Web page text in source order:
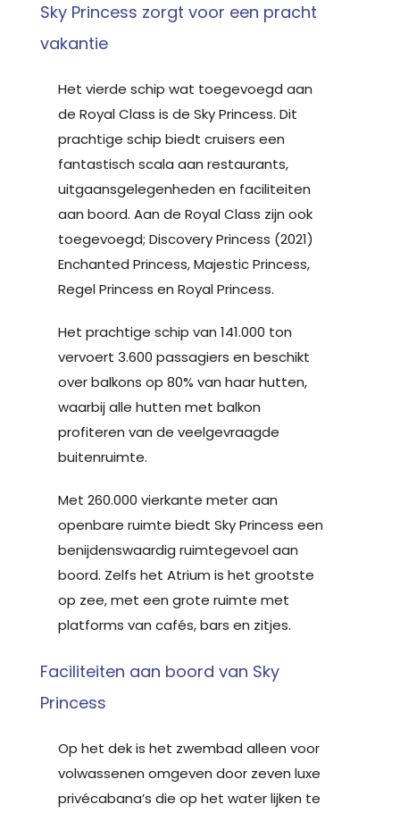
Sky Princess zorgt voor een pracht
vakantie
Het vierde schip wat toegevoegd aan
de Royal Class is de Sky Princess. Dit
prachtige schip biedt cruisers een
fantastisch scala aan restaurants,
uitgaansgelegenheden en faciliteiten
aan boord. Aan de Royal Class zijn ook
toegevoegd; Discovery Princess (2021)
Enchanted Princess, Majestic Princess,
Regel Princess en Royal Princess.
Het prachtige schip van 141.000 ton
vervoert 3.600 passagiers en beschikt
over balkons op 80% van haar hutten,
waarbij alle hutten met balkon
profiteren van de veelgevraagde
buitenruimte.
Met 260.000 vierkante meter aan
openbare ruimte biedt Sky Princess een
benijdenswaardig ruimtegevoel aan
boord. Zelfs het Atrium is het grootste
op zee, met een grote ruimte met
platforms van cafés, bars en zitjes.
Faciliteiten aan boord van Sky
Princess
Op het dek is het zwembad alleen voor
volwassenen omgeven door zeven luxe
privécabana’s die op het water lijken te